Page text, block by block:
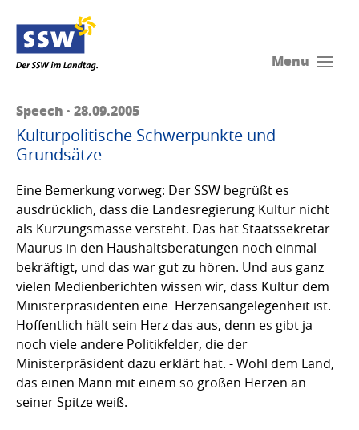
Menu
Speech · 28.09.2005
Kulturpolitische Schwerpunkte und
Grundsätze
Eine Bemerkung vorweg: Der SSW begrüßt es
ausdrücklich, dass die Landesregierung Kultur nicht
als Kürzungsmasse versteht. Das hat Staatssekretär
Maurus in den Haushaltsberatungen noch einmal
bekräftigt, und das war gut zu hören. Und aus ganz
vielen Medienberichten wissen wir, dass Kultur dem
Ministerpräsidenten eine Herzensangelegenheit ist.
Hoffentlich hält sein Herz das aus, denn es gibt ja
noch viele andere Politikfelder, die der
Ministerpräsident dazu erklärt hat. - Wohl dem Land,
das einen Mann mit einem so großen Herzen an
seiner Spitze weiß.